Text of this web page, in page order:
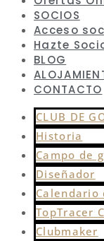
SOCIOS
Acceso
Hazte
BLOG
CONTACTO
CLUB DE
Historia
Campo de
Diseñador
Calendario
TopTracer
Clubmaker